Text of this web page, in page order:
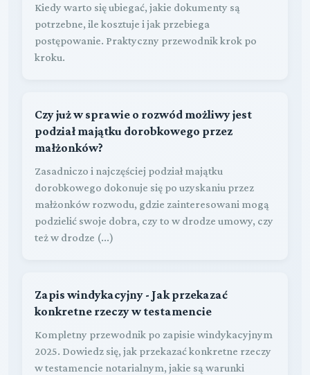
Kiedy warto się ubiegać, jakie dokumenty są
potrzebne, ile kosztuje i jak przebiega
postępowanie. Praktyczny przewodnik krok po
kroku.
Czy już w sprawie o rozwód możliwy jest
podział majątku dorobkowego przez
małżonków?
Zasadniczo i najczęściej podział majątku
dorobkowego dokonuje się po uzyskaniu przez
małżonków rozwodu, gdzie zainteresowani mogą
podzielić swoje dobra, czy to w drodze umowy, czy
też w drodze (...)
Zapis windykacyjny - Jak przekazać
konkretne rzeczy w testamencie
Kompletny przewodnik po zapisie windykacyjnym
2025. Dowiedz się, jak przekazać konkretne rzeczy
w testamencie notarialnym, jakie są warunki